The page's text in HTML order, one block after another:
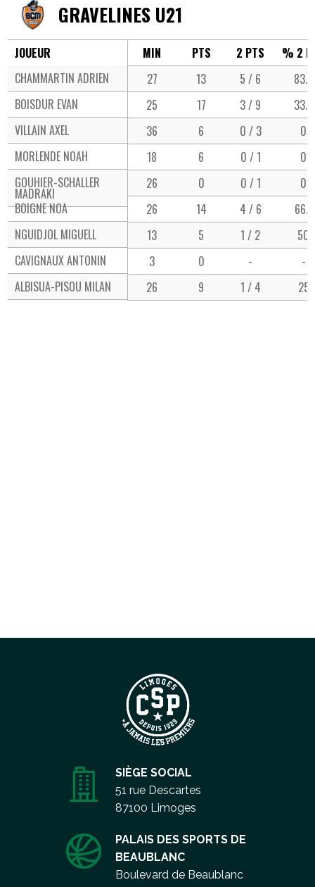
GRAVELINES U21
JOUEUR MIN PTS 2 PTS
% 2
CHAMMARTIN ADRIEN
27 13 5 / 6
83.3
BOISDUR EVAN
25 17 3 / 9
33.3
VILLAIN AXEL
36 6 0 / 3
0
MORLENDE NOAH
18 6 0 / 1
0
GOUHIER-SCHALLER
MADRAKI
26 0 0 / 1
0
BOIGNE NOA
26 14 4 / 6
66.7
NGUIDJOL MIGUELL
13 5 1 / 2
50
CAVIGNAUX ANTONIN
3 0 -
-
ALBISUA-PISOU MILAN
26 9 1 / 4 25
SIÈGE SOCIAL
51 rue Descartes
87100 Limoges
PALAIS DES SPORTS DE
BEAUBLANC
Boulevard de Beaublanc